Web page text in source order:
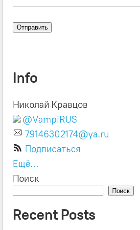
Info
Николай Кравцов
@VampiRUS
79146302174@ya.ru
Подписаться
Ещё…
Поиск
Поиск
Recent Posts